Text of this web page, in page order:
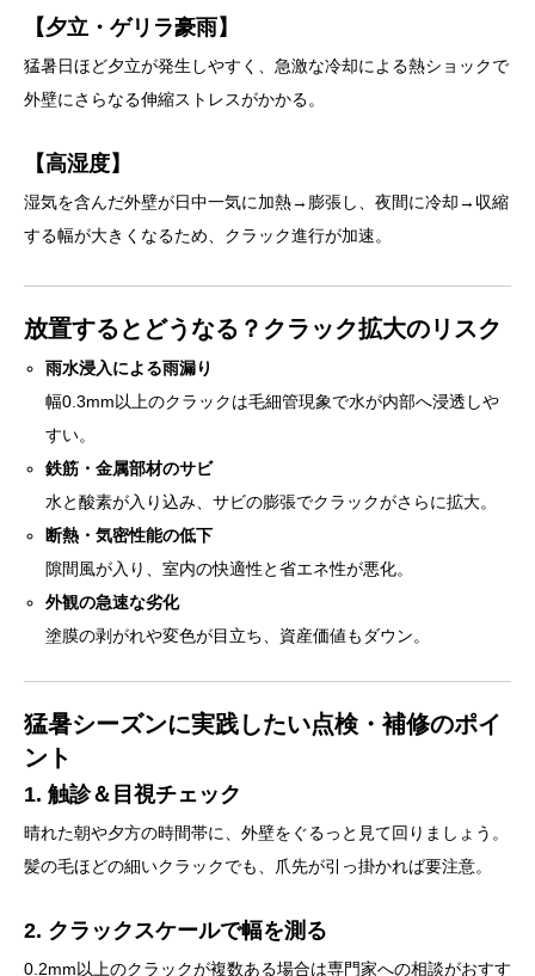
【夕立・ゲリラ豪雨】
猛暑日ほど夕立が発生しやすく、急激な冷却による熱ショックで
外壁にさらなる伸縮ストレスがかかる。
【高湿度】
湿気を含んだ外壁が日中一気に加熱→膨張し、夜間に冷却→収縮
する幅が大きくなるため、クラック進行が加速。
放置するとどうなる？クラック拡大のリスク
雨水浸入による雨漏り
幅0.3mm以上のクラックは毛細管現象で水が内部へ浸透しや
すい。
鉄筋・金属部材のサビ
水と酸素が入り込み、サビの膨張でクラックがさらに拡大。
断熱・気密性能の低下
隙間風が入り、室内の快適性と省エネ性が悪化。
外観の急速な劣化
塗膜の剥がれや変色が目立ち、資産価値もダウン。
猛暑シーズンに実践したい点検・補修のポイ
ント
1. 触診＆目視チェック
晴れた朝や夕方の時間帯に、外壁をぐるっと見て回りましょう。
髪の毛ほどの細いクラックでも、爪先が引っ掛かれば要注意。
2. クラックスケールで幅を測る
0.2mm以上のクラックが複数ある場合は専門家への相談がおすす